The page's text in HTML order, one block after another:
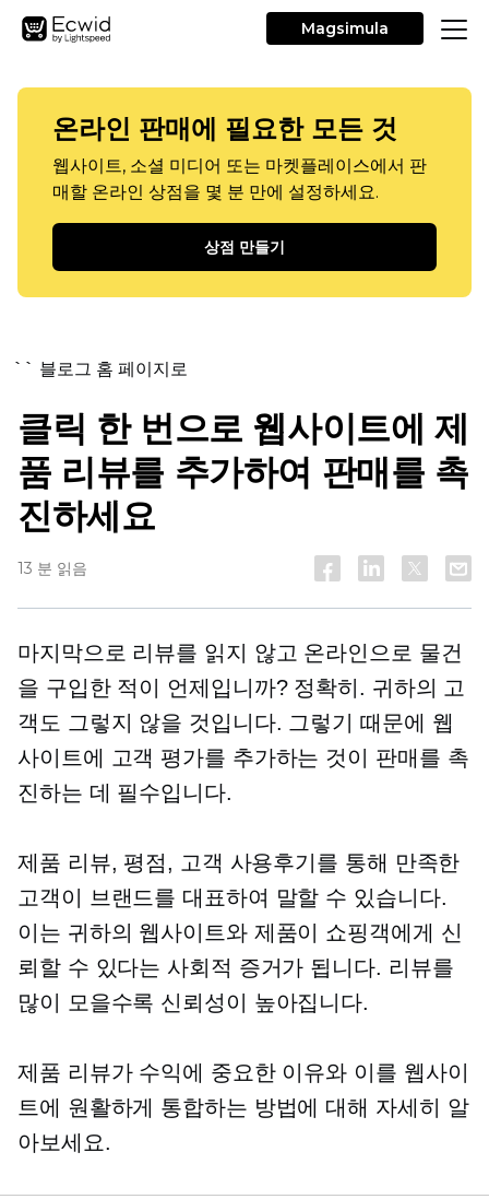
Magsimula
온라인 판매에 필요한 모든 것
웹사이트, 소셜 미디어 또는 마켓플레이스에서 판
매할 온라인 상점을 몇 분 만에 설정하세요.
상점 만들기
`` 블로그 홈 페이지로
클릭 한 번으로 웹사이트에 제
품 리뷰를 추가하여 판매를 촉
진하세요
13 분 읽음
마지막으로 리뷰를 읽지 않고 온라인으로 물건
을 구입한 적이 언제입니까? 정확히. 귀하의 고
객도 그렇지 않을 것입니다. 그렇기 때문에 웹
사이트에 고객 평가를 추가하는 것이 판매를 촉
진하는 데 필수입니다.
제품 리뷰, 평점, 고객 사용후기를 통해 만족한
고객이 브랜드를 대표하여 말할 수 있습니다.
이는 귀하의 웹사이트와 제품이 쇼핑객에게 신
뢰할 수 있다는 사회적 증거가 됩니다. 리뷰를
많이 모을수록 신뢰성이 높아집니다.
제품 리뷰가 수익에 중요한 이유와 이를 웹사이
트에 원활하게 통합하는 방법에 대해 자세히 알
아보세요.